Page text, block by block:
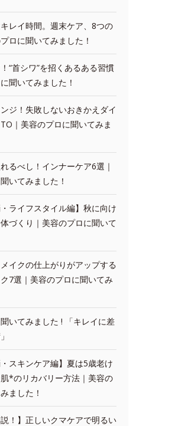
レイ時間。週末ケア、8つの
ロに聞いてみました！
“首シワ”を招くあるある習慣
聞いてみました！
ジ！失敗しないおきかえダイ
｜美容のプロに聞いてみま
るべし！インナーケア6選｜
いてみました！
・ライフスタイル編】秋に向け
づくり｜美容のプロに聞いて
メイクの仕上がりがアップする
7選｜美容のプロに聞いてみ
いてみました ! 「キレイに差
・スキンケア編】夏は5歳老け
*のリカバリー方法｜美容の
ました！
説！】正しいクマケアで明るい